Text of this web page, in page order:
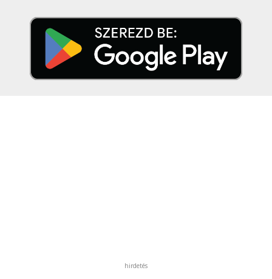
hirdetés